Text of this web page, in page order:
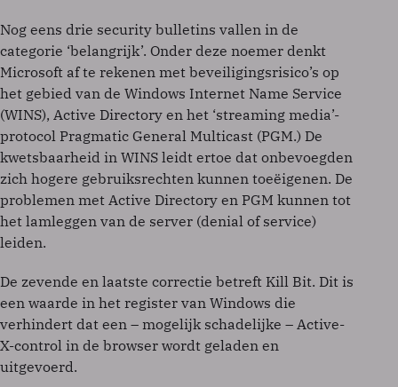
Nog eens drie security bulletins vallen in de
categorie ‘belangrijk’. Onder deze noemer denkt
Microsoft af te rekenen met beveiligingsrisico’s op
het gebied van de Windows Internet Name Service
(WINS), Active Directory en het ‘streaming media’-
protocol Pragmatic General Multicast (PGM.) De
kwetsbaarheid in WINS leidt ertoe dat onbevoegden
zich hogere gebruiksrechten kunnen toeëigenen. De
problemen met Active Directory en PGM kunnen tot
het lamleggen van de server (denial of service)
leiden.
De zevende en laatste correctie betreft Kill Bit. Dit is
een waarde in het register van Windows die
verhindert dat een – mogelijk schadelijke – Active-
X-control in de browser wordt geladen en
uitgevoerd.